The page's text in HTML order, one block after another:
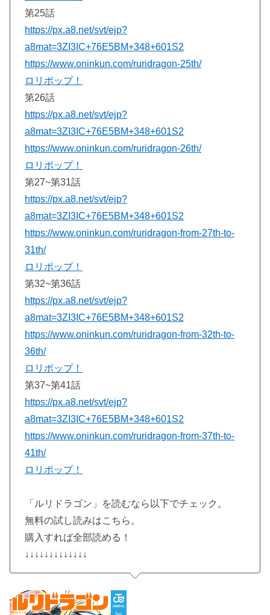
第25話
https://px.a8.net/svt/ejp?
a8mat=3ZI3IC+76E5BM+348+601S2
https://www.oninkun.com/ruridragon-25th/
ロリポップ！
第26話
https://px.a8.net/svt/ejp?
a8mat=3ZI3IC+76E5BM+348+601S2
https://www.oninkun.com/ruridragon-26th/
ロリポップ！
第27~第31話
https://px.a8.net/svt/ejp?
a8mat=3ZI3IC+76E5BM+348+601S2
https://www.oninkun.com/ruridragon-from-27th-to-
31th/
ロリポップ！
第32~第36話
https://px.a8.net/svt/ejp?
a8mat=3ZI3IC+76E5BM+348+601S2
https://www.oninkun.com/ruridragon-from-32th-to-
36th/
ロリポップ！
第37~第41話
https://px.a8.net/svt/ejp?
a8mat=3ZI3IC+76E5BM+348+601S2
https://www.oninkun.com/ruridragon-from-37th-to-
41th/
ロリポップ！
「ルリドラゴン」を読むなら以下でチェック。
無料の試し読みはこちら。
購入すれば全部読める！
↓↓↓↓↓↓↓↓↓↓↓↓↓